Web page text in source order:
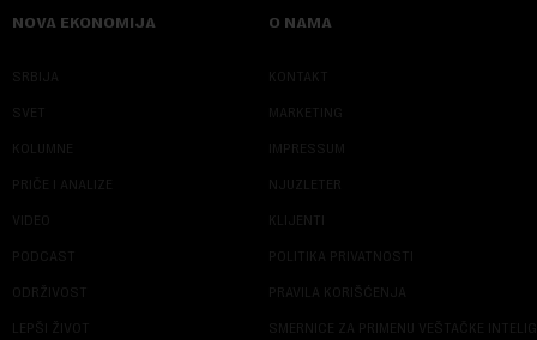
NOVA EKONOMIJA
SRBIJA
SVET
KOLUMNE
PRIČE I ANALIZE
VIDEO
PODCAST
ODRŽIVOST
LEPŠI ŽIVOT
O NAMA
KONTAKT
MARKETING
IMPRESSUM
NJUZLETER
KLIJENTI
POLITIKA PRIVATNOSTI
PRAVILA KORIŠĆENJA
SMERNICE ZA PRIMENU VEŠTAČKE